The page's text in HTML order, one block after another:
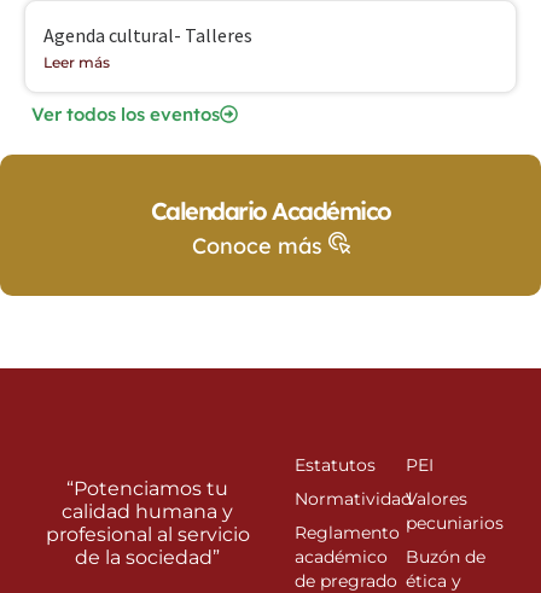
Agenda cultural- Talleres
Leer más
Ver todos los eventos
Calendario Académico
Conoce más
“Potenciamos tu
calidad humana y
profesional al servicio
de la sociedad”
Estatutos
Normatividad
Reglamento
académico
de pregrado
PEI
Valores
pecuniarios
Buzón de
ética y